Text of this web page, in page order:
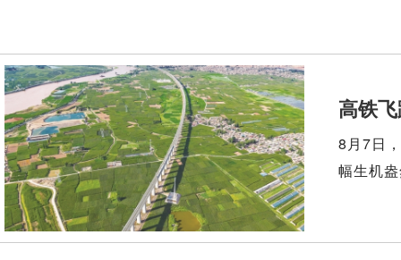
高铁
8月7日
幅生机